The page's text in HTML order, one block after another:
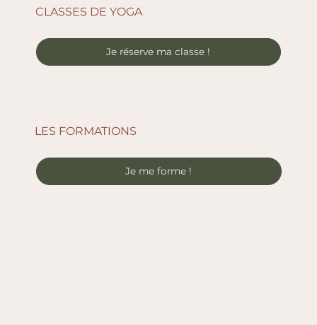
CLASSES DE YOGA
Je réserve ma classe !
LES FORMATIONS
Je me forme !